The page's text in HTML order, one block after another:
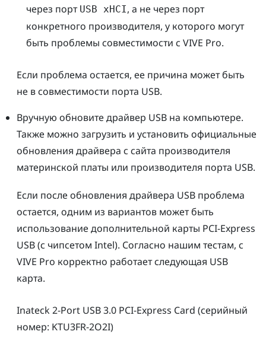
через порт USB xHCI, а не через порт
конкретного производителя, у которого могут
быть проблемы совместимости с VIVE Pro.
Если проблема остается, ее причина может быть
не в совместимости порта USB.
Вручную обновите драйвер USB на компьютере.
Также можно загрузить и установить официальные
обновления драйвера с сайта производителя
материнской платы или производителя порта USB.
Если после обновления драйвера USB проблема
остается, одним из вариантов может быть
использование дополнительной карты PCI-Express
USB (с чипсетом Intel). Cогласно нашим тестам, с
VIVE Pro корректно работает следующая USB
карта.
Inateck2-Port USB 3.0 PCI-Express Card (серийный
номер: KTU3FR-2O2I)